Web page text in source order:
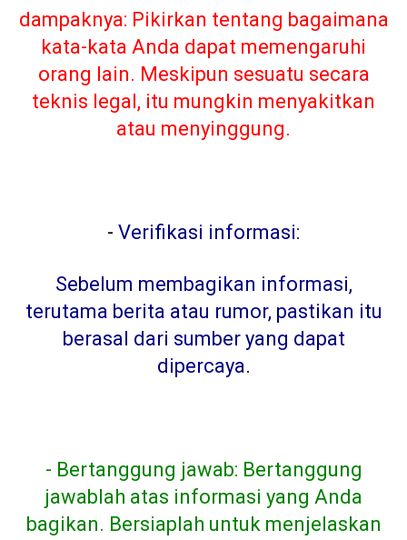
dampaknya: Pikirkan tentang bagaimana
kata-kata Anda dapat memengaruhi
orang lain. Meskipun sesuatu secara
teknis legal, itu mungkin menyakitkan
atau menyinggung.
- Verifikasi informasi:
Sebelum membagikan informasi,
terutama berita atau rumor, pastikan itu
berasal dari sumber yang dapat
dipercaya.
- Bertanggung jawab: Bertanggung
jawablah atas informasi yang Anda
bagikan. Bersiaplah untuk menjelaskan